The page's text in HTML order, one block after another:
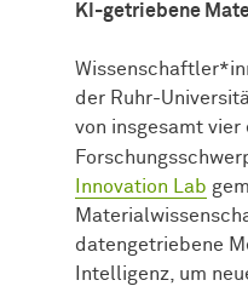
KI-getriebene
der Ruhr-
von insgesamt vier
Innovation Lab
datengetriebene
Intelligenz, um